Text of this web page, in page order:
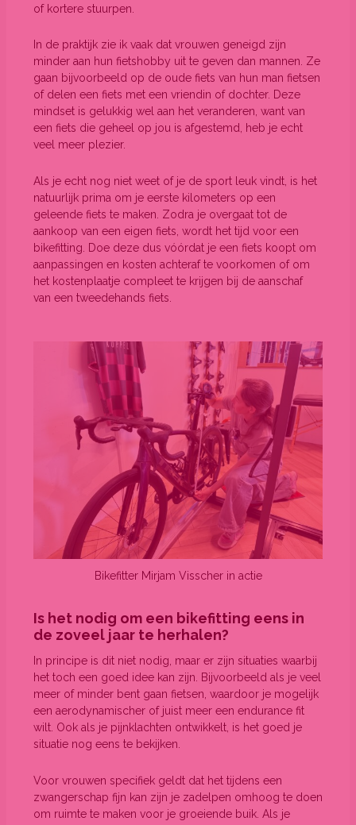
of kortere stuurpen.
In de praktijk zie ik vaak dat vrouwen geneigd zijn
minder aan hun fietshobby uit te geven dan mannen. Ze
gaan bijvoorbeeld op de oude fiets van hun man fietsen
of delen een fiets met een vriendin of dochter. Deze
mindset is gelukkig wel aan het veranderen, want van
een fiets die geheel op jou is afgestemd, heb je echt
veel meer plezier.
Als je echt nog niet weet of je de sport leuk vindt, is het
natuurlijk prima om je eerste kilometers op een
geleende fiets te maken. Zodra je overgaat tot de
aankoop van een eigen fiets, wordt het tijd voor een
bikefitting. Doe deze dus vóórdat je een fiets koopt om
aanpassingen en kosten achteraf te voorkomen of om
het kostenplaatje compleet te krijgen bij de aanschaf
van een tweedehands fiets.
Bikefitter Mirjam Visscher in actie
Is het nodig om een bikefitting eens in
de zoveel jaar te herhalen?
In principe is dit niet nodig, maar er zijn situaties waarbij
het toch een goed idee kan zijn. Bijvoorbeeld als je veel
meer of minder bent gaan fietsen, waardoor je mogelijk
een aerodynamischer of juist meer een endurance fit
wilt. Ook als je pijnklachten ontwikkelt, is het goed je
situatie nog eens te bekijken.
Voor vrouwen specifiek geldt dat het tijdens een
zwangerschap fijn kan zijn je zadelpen omhoog te doen
om ruimte te maken voor je groeiende buik. Als je